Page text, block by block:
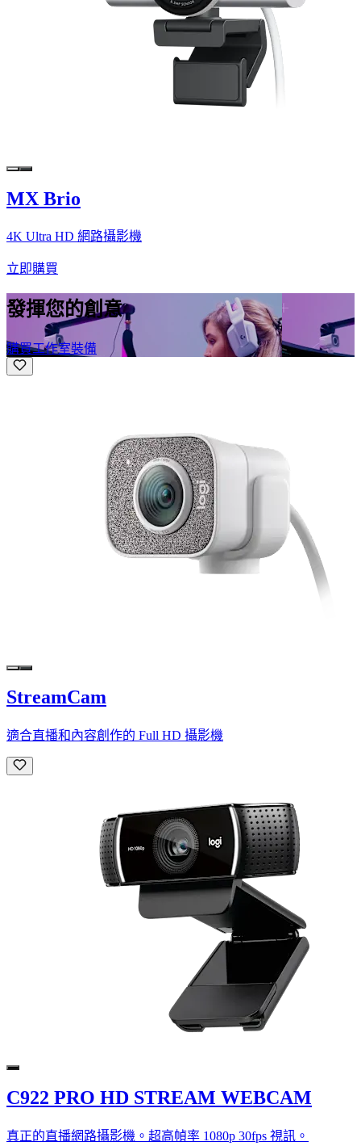
MX Brio
4K Ultra HD 網路攝影機
立即購買
發揮您的創意
購買工作室裝備
StreamCam
適合直播和內容創作的 Full HD 攝影機
C922 PRO HD STREAM WEBCAM
真正的直播網路攝影機。超高幀率 1080p 30fps 視訊。